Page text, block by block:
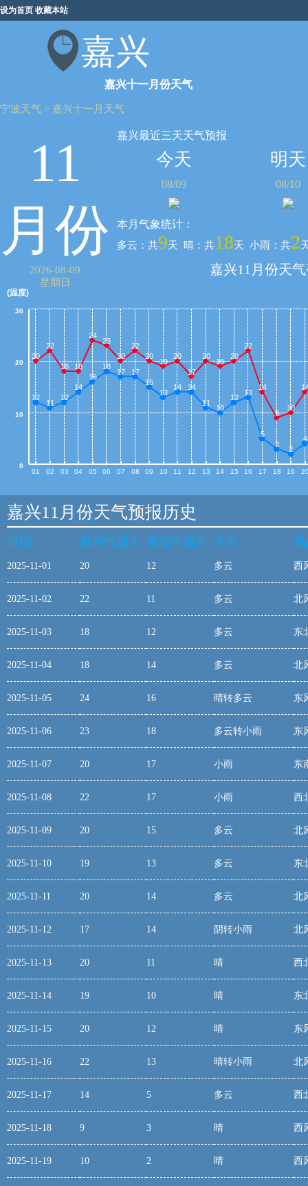
设为首页 收藏本站
嘉兴
嘉兴十一月份天气
宁波天气 > 嘉兴十一月天气
11
月份
2026-08-09
星期日
嘉兴最近三天天气预报
今天
08/09
明天
08/10
本月气象统计：
多云：共9天 晴：共18天 小雨：共2
嘉兴11月份天
(温度)
12
11
12
14
16
18
17
17
15
13
14
14
11
10
12
13
5
3
2
4
20
22
18 18
24
23
20
22
20
19
20
17
20
19
20
22
14
9
10
01 02 03 04 05 06 07 08 09 10 11 12 13 14 15 16 17 18 19
0
10
20
30
嘉兴11月份天气预报历史
日期 最高气温℃ 最低气温℃ 天气
2025-11-01 20 12 多云 西
2025-11-02 22 11 多云 北
2025-11-03 18 12 多云 东
2025-11-04 18 14 多云 北
2025-11-05 24 16 晴转多云 东
2025-11-06 23 18 多云转小雨 东
2025-11-07 20 17 小雨 东
2025-11-08 22 17 小雨 西
2025-11-09 20 15 多云 北
2025-11-10 19 13 多云 东
2025-11-11 20 14 多云 北
2025-11-12 17 14 阴转小雨 北
2025-11-13 20 11 晴 西
2025-11-14 19 10 晴 东
2025-11-15 20 12 晴 东
2025-11-16 22 13 晴转小雨 北
2025-11-17 14 5 多云 西
2025-11-18 9 3 晴 西
2025-11-19 10 2 晴 西